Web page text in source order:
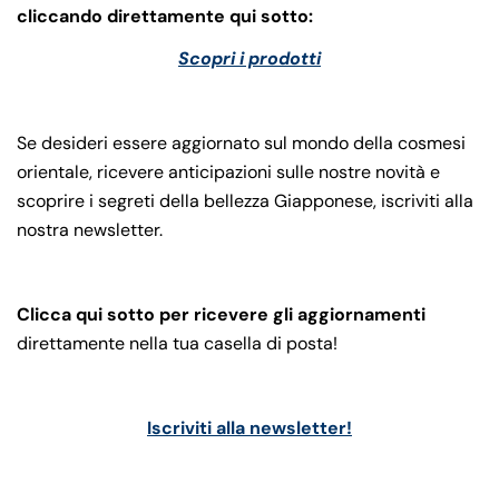
cliccando direttamente qui sotto:
Scopri i prodotti
Se desideri essere aggiornato sul mondo della cosmesi
orientale, ricevere anticipazioni sulle nostre novità e
scoprire i segreti della bellezza Giapponese, iscriviti alla
nostra newsletter.
Clicca qui sotto per ricevere gli aggiornamenti
direttamente nella tua casella di posta!
Iscriviti alla newsletter!